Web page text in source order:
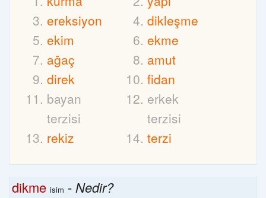
ereksiyon
dikleşme
ekim
ekme
ağaç
amut
direk
fidan
bayan
terzisi
erkek
terzisi
rekiz
terzi
dikme isim -Nedir?